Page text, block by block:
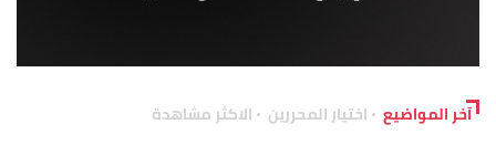
آخر المواضيع اختيار المحررين الاكثر مشاهدة